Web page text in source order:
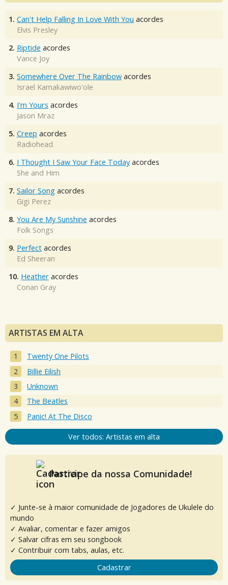
1. Can't Help Falling In Love With You acordes
Elvis Presley
2. Riptide acordes
Vance Joy
3. Somewhere Over The Rainbow acordes
Israel Kamakawiwo'ole
4. I'm Yours acordes
Jason Mraz
5. Creep acordes
Radiohead
6. I Thought I Saw Your Face Today acordes
She and Him
7. Sailor Song acordes
Gigi Perez
8. You Are My Sunshine acordes
Folk Songs
9. Perfect acordes
Ed Sheeran
10. Heather acordes
Conan Gray
ARTISTAS EM ALTA
Twenty One Pilots
Billie Eilish
Unknown
The Beatles
Panic! At The Disco
Ver todos: Artistas em alta
Participe da nossa Comunidade!
✓ Junte-se à maior comunidade de Jogadores de Ukulele do
mundo
✓ Avaliar, comentar e fazer amigos
✓ Salvar cifras em seu songbook
✓ Contribuir com tabs, aulas, etc.
Cadastrar